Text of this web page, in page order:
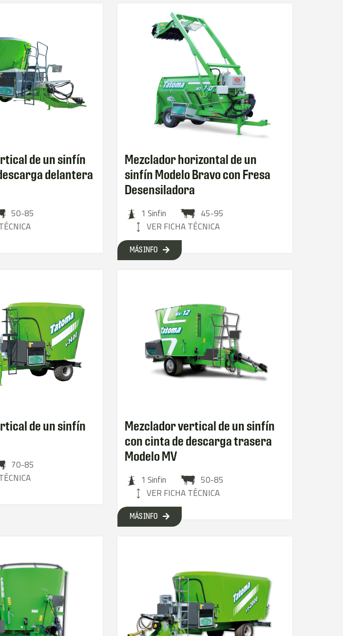
de un sinfín
delantera
50-85
Mezclador horizontal de un
sinfín Modelo Bravo con Fresa
Desensiladora
1 Sinfin
45-95
VER FICHA TÉCNICA
MÁS INFO
de un sinfín
70-85
Mezclador vertical de un sinfín
con cinta de descarga trasera
Modelo MV
1 Sinfin
50-85
VER FICHA TÉCNICA
MÁS INFO